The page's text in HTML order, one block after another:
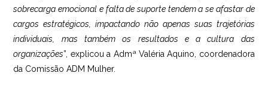
sobrecarga emocional e falta de suporte tendem a se afastar de
cargos estratégicos, impactando não apenas suas trajetórias
individuais, mas também os resultados e a cultura das
organizações”, explicou a Admª Valéria Aquino, coordenadora
da Comissão ADM Mulher.